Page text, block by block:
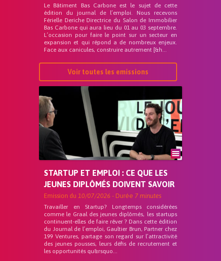
Le Bâtiment Bas Carbone est le sujet de cette
édition du journal de l’emploi. Nous recevons
Férielle Deriche Directrice du Salon de Immobilier
Bas Carbone qui aura lieu du 01 au 03 septembre.
L’occasion pour faire le point sur un secteur en
expansion et qui répond a de nombreux enjeux.
Face aux canicules, construire autrement [&h...
Voir toutes les emissions
STARTUP ET EMPLOI : CE QUE LES
JEUNES DIPLÔMÉS DOIVENT SAVOIR
Emission du 10/07/2026 - Durée 7 minutes
Travailler en Startup? Longtemps considérées
comme le Graal des jeunes diplômés, les startups
continuent-elles de faire rêver ? Dans cette édition
du Journal de l’emploi, Gaultier Brun, Partner chez
199 Ventures, partage son regard sur l’attractivité
des jeunes pousses, leurs défis de recrutement et
les opportunités qu&rsquo...